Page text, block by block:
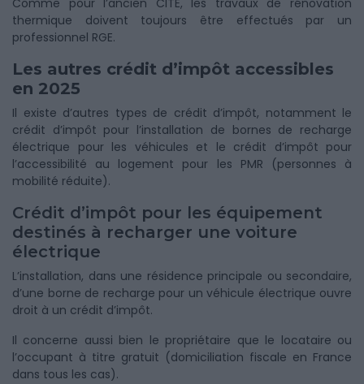
Comme pour l’ancien CITE, les travaux de rénovation
thermique doivent toujours être effectués par un
professionnel RGE.
Les autres crédit d’impôt accessibles
en 2025
Il existe d’autres types de crédit d’impôt, notamment le
crédit d’impôt pour l’installation de bornes de recharge
électrique pour les véhicules et le crédit d’impôt pour
l’accessibilité au logement pour les PMR (personnes à
mobilité réduite).
Crédit d’impôt pour les équipement
destinés à recharger une voiture
électrique
L’installation, dans une résidence principale ou secondaire,
d’une borne de recharge pour un véhicule électrique ouvre
droit à un crédit d’impôt.
Il concerne aussi bien le propriétaire que le locataire ou
l’occupant à titre gratuit (domiciliation fiscale en France
dans tous les cas).